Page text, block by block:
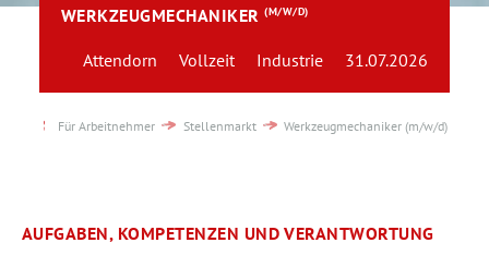
WERKZEUGMECHANIKER(M/W/D)
Attendorn Vollzeit Industrie 31.07.2026
Für Arbeitnehmer Stellenmarkt Werkzeugmechaniker (m/w/d)
AUFGABEN, KOMPETENZEN UND VERANTWORTUNG
Team
Karriere